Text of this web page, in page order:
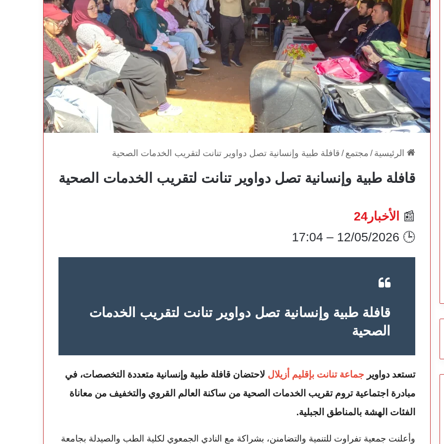
الرئيسية / مجتمع / قافلة طبية وإنسانية تصل دواوير تنانت لتقريب الخدمات الصحية
قافلة طبية وإنسانية تصل دواوير تنانت لتقريب الخدمات الصحية
📰
الأخبار24
🕒 12/05/2026 – 17:04
قافلة طبية وإنسانية تصل دواوير تنانت لتقريب الخدمات
الصحية
تستعد دواوير جماعة تنانت بإقليم أزيلال لاحتضان قافلة طبية وإنسانية متعددة التخصصات، في
مبادرة اجتماعية تروم تقريب الخدمات الصحية من ساكنة العالم القروي والتخفيف من معاناة
الفئات الهشة بالمناطق الجبلية.
وأعلنت جمعية تفراوت للتنمية والتضامنن، بشراكة مع النادي الجمعوي لكلية الطب والصيدلة بجامعة